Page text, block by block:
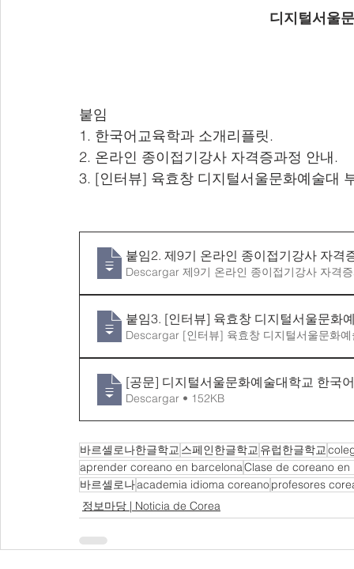
디지털서울
붙임
1. 한국어교육학과 소개리플릿.
2. 온라인 종이접기강사 자격증과정 안내.
3. [인터뷰] 육효창 디지털서울문화예술대
붙임2. 제9기 온라인 종이접기강사 자격
Descargar 제9기 온라인 종이접기강사
붙임3. [인터뷰] 육효창 디지털서울문화
Descargar [인터뷰] 육효창 디지털서울
[공문] 디지털서울문화예술대학교 한국
Descargar • 152KB
바르셀로나한글학교 스페인한글학교 유럽한글학교
aprender coreano en barcelonaClase de coreano
바르셀로나academia idioma coreanoprofesores
정보마당 | Noticia de Corea